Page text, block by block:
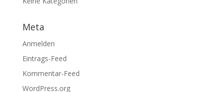
Meta
Anmelden
Eintrags-Feed
Kommentar-Feed
WordPress.org